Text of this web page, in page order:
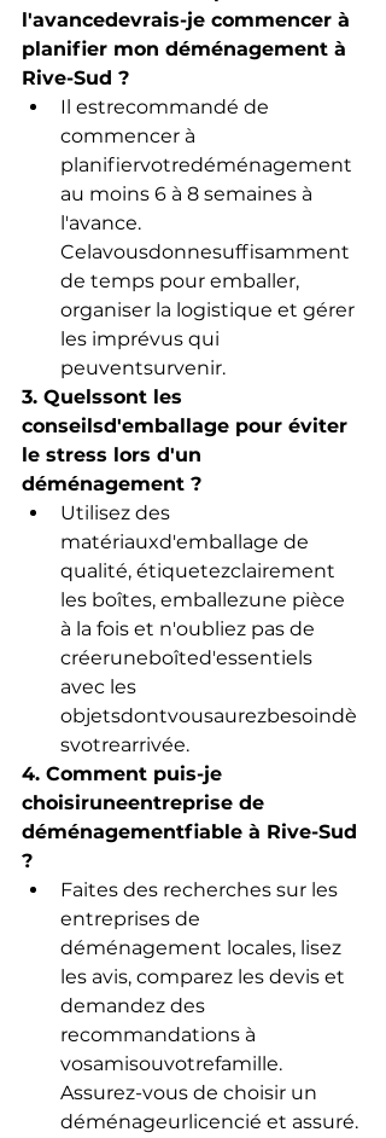
l'avancedevrais-je commencer à
planifier mon déménagement à
Rive-Sud ?
Il estrecommandé de
commencer à
planifiervotredéménagement
au moins 6 à 8 semaines à
l'avance.
Celavousdonnesuffisamment
de temps pour emballer,
organiser la logistique et gérer
les imprévus qui
peuventsurvenir.
3. Quelssont les
conseilsd'emballage pour éviter
le stress lors d'un
déménagement ?
Utilisez des
matériauxd'emballage de
qualité, étiquetezclairement
les boîtes, emballezune pièce
à la fois et n'oubliez pas de
créeruneboîted'essentiels
avec les
objetsdontvousaurezbesoindè
svotrearrivée.
4. Comment puis-je
choisiruneentreprise de
déménagementfiable à Rive-Sud
?
Faites des recherches sur les
entreprises de
déménagement locales, lisez
les avis, comparez les devis et
demandez des
recommandations à
vosamisouvotrefamille.
Assurez-vous de choisir un
déménageurlicencié et assuré.